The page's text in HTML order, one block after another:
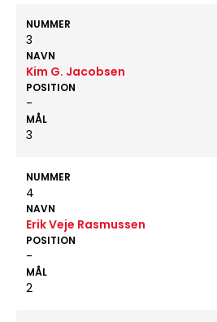
NUMMER
3
NAVN
Kim G. Jacobsen
POSITION
-
MÅL
3
NUMMER
4
NAVN
Erik Veje Rasmussen
POSITION
-
MÅL
2